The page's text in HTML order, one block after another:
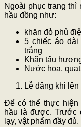
Ngoài phục trang thì
hầu đồng như:
khăn đỏ phủ
5 chiếc áo dài
trắng
Khăn tấu
Nước hoa,
Lễ dâng khi lên
Để có thể thực hiện
hầu là được. Trước
lạy, vật phẩm đầy